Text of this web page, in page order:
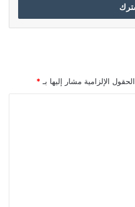
الحقول الإلزامية مشار إليها بـ *